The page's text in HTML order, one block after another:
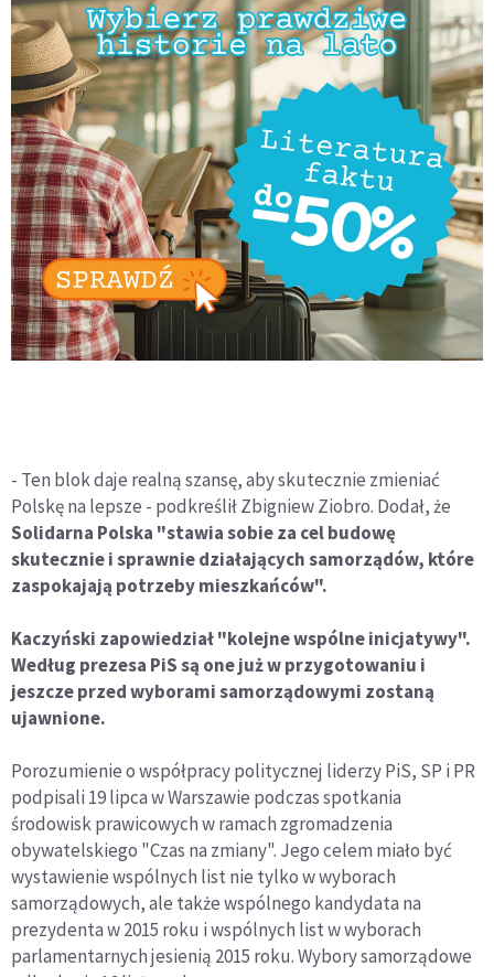
- Ten blok daje realną szansę, aby skutecznie zmieniać
Polskę na lepsze - podkreślił Zbigniew Ziobro. Dodał, że
Solidarna Polska "stawia sobie za cel budowę
skutecznie i sprawnie działających samorządów, które
zaspokajają potrzeby mieszkańców".
Kaczyński zapowiedział "kolejne wspólne inicjatywy".
Według prezesa PiS są one już w przygotowaniu i
jeszcze przed wyborami samorządowymi zostaną
ujawnione.
Porozumienie o współpracy politycznej liderzy PiS, SP i PR
podpisali 19 lipca w Warszawie podczas spotkania
środowisk prawicowych w ramach zgromadzenia
obywatelskiego "Czas na zmiany". Jego celem miało być
wystawienie wspólnych list nie tylko w wyborach
samorządowych, ale także wspólnego kandydata na
prezydenta w 2015 roku i wspólnych list w wyborach
parlamentarnych jesienią 2015 roku. Wybory samorządowe